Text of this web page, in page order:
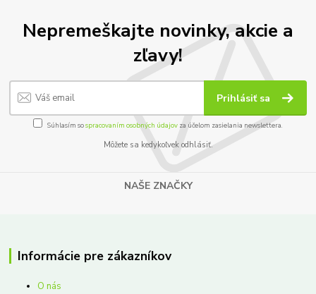
Nepremeškajte novinky, akcie a
zľavy!
Prihlásiť sa
Súhlasím sospracovaním osobných údajov za účelom zasielania newslettera.
Môžete sa kedykoľvek odhlásiť.
NAŠE ZNAČKY
Informácie pre zákazníkov
O nás